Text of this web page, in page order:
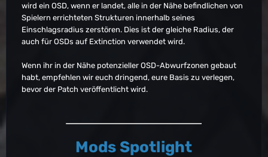
wird ein OSD, wenn er landet, alle in der Nähe befindlichen von
Spielern errichteten Strukturen innerhalb seines
Einschlagsradius zerstören. Dies ist der gleiche Radius, der
auch für OSDs auf Extinction verwendet wird.
Wenn ihr in der Nähe potenzieller OSD-Abwurfzonen gebaut
habt, empfehlen wir euch dringend, eure Basis zu verlegen,
bevor der Patch veröffentlicht wird.
Mods Spotlight